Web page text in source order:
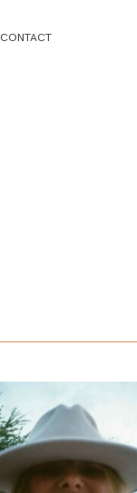
CONTACT